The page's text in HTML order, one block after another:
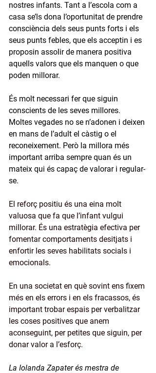
nostres infants. Tant a l’escola com a
casa se’ls dona l’oportunitat de prendre
consciència dels seus punts forts i els
seus punts febles, que els acceptin i es
proposin assolir de manera positiva
aquells valors que els manquen o que
poden millorar.
És molt necessari fer que siguin
conscients de les seves millores.
Moltes vegades no se n’adonen i deixen
en mans de l’adult el càstig o el
reconeixement. Però la millora més
important arriba sempre quan és un
mateix qui és capaç de valorar i regular-
se.
El reforç positiu és una eina molt
valuosa que fa que l’infant vulgui
millorar. És una estratègia efectiva per
fomentar comportaments desitjats i
enfortir les seves habilitats socials i
emocionals.
En una societat en què sovint ens fixem
més en els errors i en els fracassos, és
important trobar espais per verbalitzar
les coses positives que anem
aconseguint, per petites que siguin, per
donar valor a l’esforç.
La Iolanda Zapater és mestra de